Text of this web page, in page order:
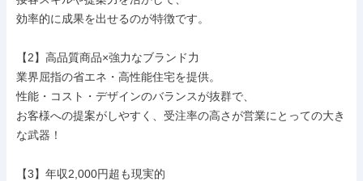
効率的に成果を出せるのが特徴です。
【2】高品質商品×強力なブランド力
業界屈指の省エネ・高性能住宅を提供。
性能・コスト・デザインのバランスが抜群で、
お客様への提案がしやすく、受注率の高さが営業にとっての大き
な武器！
【3】年収2,000円超も現実的